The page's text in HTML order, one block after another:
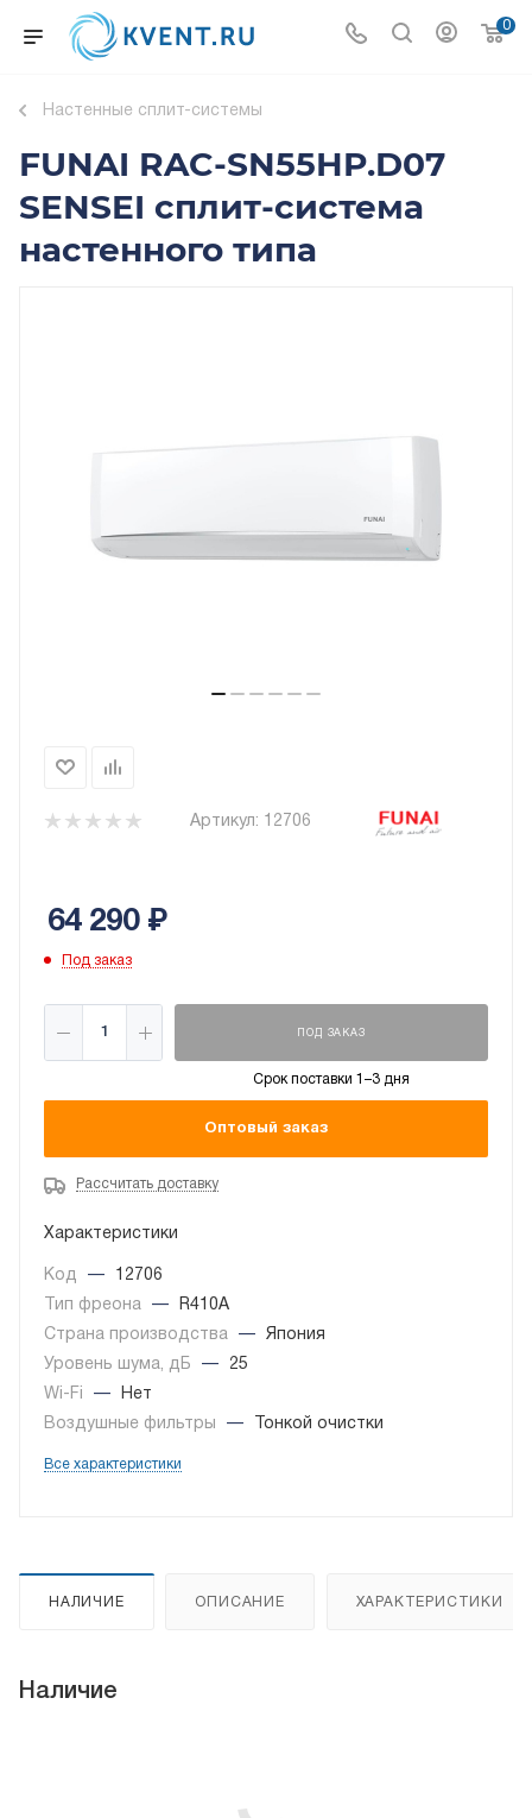
0
Настенные сплит-системы
FUNAI RAC-SN55HP.D07
SENSEI сплит-система
настенного типа
Артикул: 12706
64 290₽
Под заказ
ПОД ЗАКАЗ
Срок поставки 1–3 дня
Оптовый заказ
Рассчитать доставку
Характеристики
Код —
12706
Тип фреона
—
R410A
Страна производства
—
Япония
Уровень шума, дБ
—
25
Wi-Fi
—
Нет
Воздушные фильтры
— Тонкой очистки
Все характеристики
НАЛИЧИЕ ОПИСАНИЕ ХАРАКТЕРИСТИКИ
Наличие